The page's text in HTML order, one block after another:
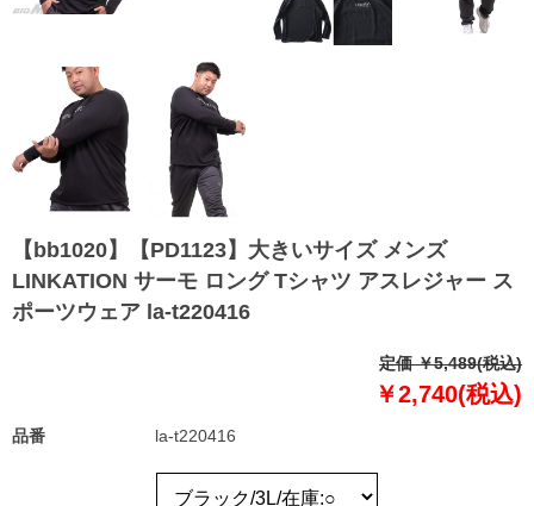
【bb1020】【PD1123】大きいサイズ メンズ
LINKATION サーモ ロング Tシャツ アスレジャー ス
ポーツウェア la-t220416
定価 ￥5,489(税込)
￥2,740(税込)
品番 la-t220416